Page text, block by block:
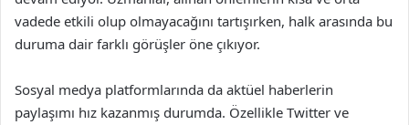
vadede etkili olup olmayacağını tartışırken, halk arasında bu
duruma dair farklı görüşler öne çıkıyor.
Sosyal medya platformlarında da aktüel haberlerin
paylaşımı hız kazanmış durumda. Özellikle Twitter ve